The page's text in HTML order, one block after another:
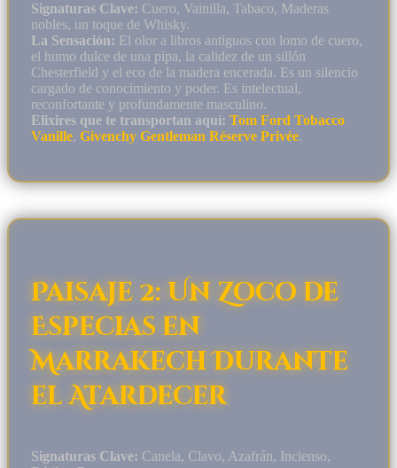
Signaturas Clave: Cuero, Vainilla, Tabaco, Maderas
nobles, un toque de Whisky.
La Sensación: El olor a libros antiguos con lomo de cuero,
el humo dulce de una pipa, la calidez de un sillón
Chesterfield y el eco de la madera encerada. Es un silencio
cargado de conocimiento y poder. Es intelectual,
reconfortante y profundamente masculino.
Elixires que te transportan aquí: Tom Ford Tobacco
Vanille, Givenchy Gentleman Réserve Privée.
Paisaje 2: Un Zoco de
Especias en
Marrakech Durante
el Atardecer
Signaturas Clave: Canela, Clavo, Azafrán, Incienso,